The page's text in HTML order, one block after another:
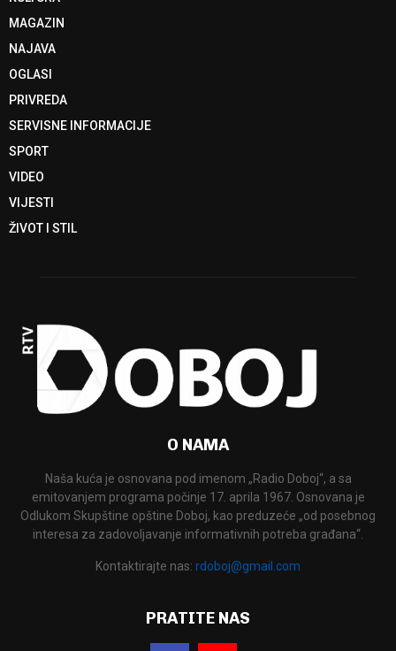
MAGAZIN
NAJAVA
OGLASI
PRIVREDA
SERVISNE INFORMACIJE
SPORT
VIDEO
VIJESTI
ŽIVOT I STIL
O NAMA
Naša kuća je osnovana pod imenom „Radio Doboj“, a sa
emitovanjem programa počinje 17. aprila 1967. Osnovana je
Odlukom Skupštine opštine Doboj, kao preduzeće „od posebnog
interesa za zadovoljavanje informativnih potreba građana“.
Kontaktirajte nas: rdoboj@gmail.com
PRATITE NAS